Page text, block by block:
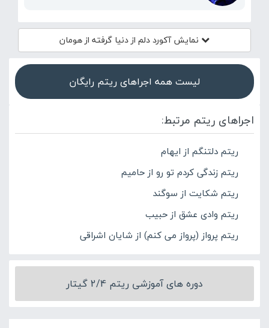
نمایش آکورددلم از دنیا گرفته از هومان
لیست همه اجراهای ریتم رایگان
اجراهای ریتم مرتبط:
ریتم دلتنگم از ایهام
ریتم زندگی کردم تو رو از حامیم
ریتم شکایت از سوگند
ریتم وادی عشق از حبیب
ریتم پرواز (ﭘﺮواز ﻣﻰ ﻛﻨﻢ) از شایان اشراقی
دوره های آموزشی ریتم 2/4 گیتار